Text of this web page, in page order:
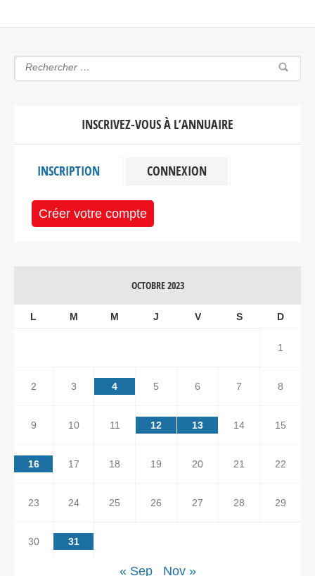
INSCRIVEZ-VOUS À L’ANNUAIRE
INSCRIPTION CONNEXION
Créer votre compte
OCTOBRE 2023
L M M J V S D
1
2 3 4 5 6 7 8
9 10 11 12 13 14 15
16 17 18 19 20 21 22
23 24 25 26 27 28 29
30 31
« Sep Nov »